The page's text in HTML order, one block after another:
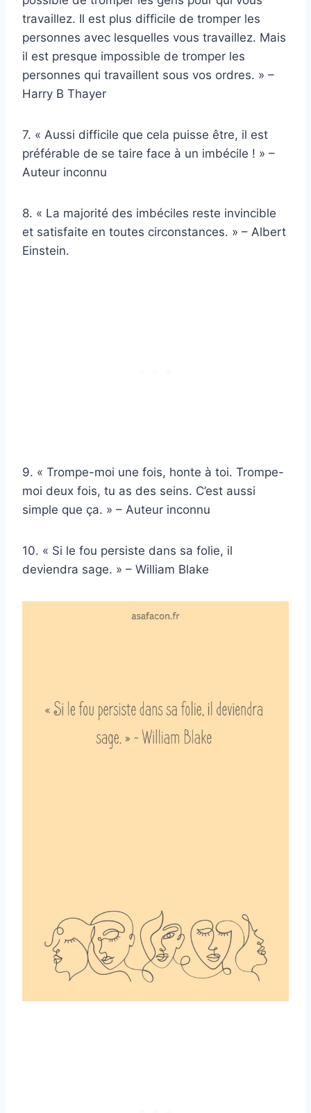
travaillez. Il est plus difficile de tromper les
personnes avec lesquelles vous travaillez. Mais
il est presque impossible de tromper les
personnes qui travaillent sous vos ordres. » –
Harry B Thayer
7. « Aussi difficile que cela puisse être, il est
préférable de se taire face à un imbécile ! » –
Auteur inconnu
8. « La majorité des imbéciles reste invincible
et satisfaite en toutes circonstances. » – Albert
Einstein.
9. « Trompe-moi une fois, honte à toi. Trompe-
moi deux fois, tu as des seins. C’est aussi
simple que ça. » – Auteur inconnu
10. « Si le fou persiste dans sa folie, il
deviendra sage. » – William Blake